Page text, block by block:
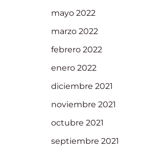
mayo 2022
marzo 2022
febrero 2022
enero 2022
diciembre 2021
noviembre 2021
octubre 2021
septiembre 2021